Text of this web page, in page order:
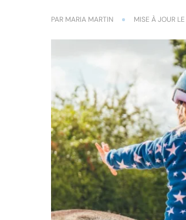
PAR MARIA MARTIN MISE À JOUR LE